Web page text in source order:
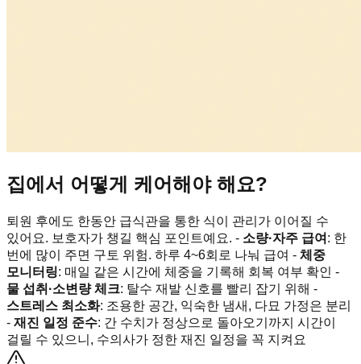
집에서 어떻게 케어해야 해요?
퇴원 후에도 한동안 급식관을 통한 식이 관리가 이어질 수
있어요. 보호자가 챙길 핵심 포인트예요. - 소량·자주 급여 : 한
번에 많이 주면 구토 위험. 하루 4~6회로 나눠 급여 - 체중
모니터링: 매일 같은 시간에 체중을 기록해 회복 여부 확인 -
물 섭취·소변량 체크: 탈수 재발 신호를 빨리 잡기 위해 -
스트레스 최소화: 조용한 공간, 익숙한 냄새, 다묘 가정은 분리
- 재진 일정 준수: 간 수치가 정상으로 돌아오기까지 시간이
걸릴 수 있으니, 수의사가 정한 재진 일정을 꼭 지켜요